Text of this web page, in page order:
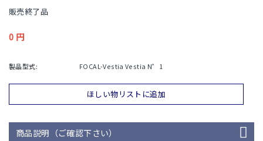
販売終了品
0 円
製品型式: FOCAL-Vestia Vestia N゜1
ほしい物リストに追加
商品説明（ご確認下さい）